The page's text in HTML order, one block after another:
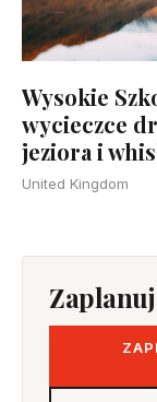
Wysokie
wycieczce
jeziora i
United Kingdom